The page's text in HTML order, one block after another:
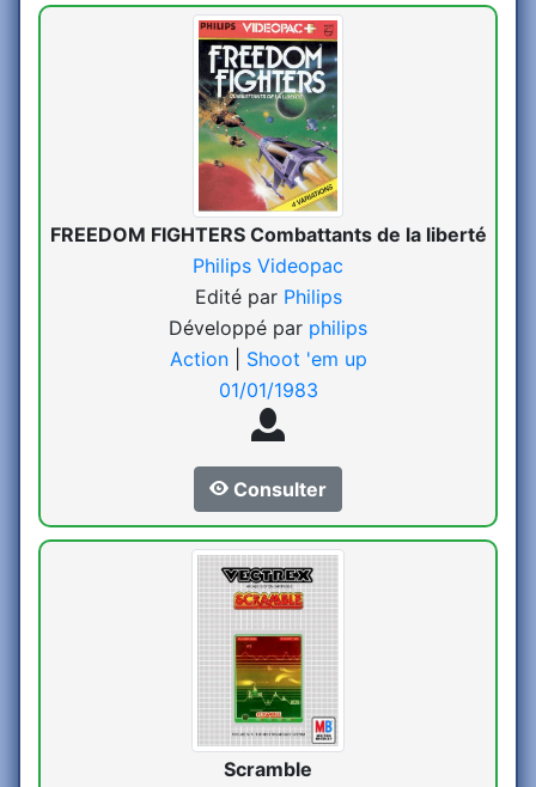
FREEDOM FIGHTERS Combattants de la liberté
Philips Videopac
Edité par Philips
Développé par philips
Action
Shoot 'em up
01/01/1983
Consulter
Scramble